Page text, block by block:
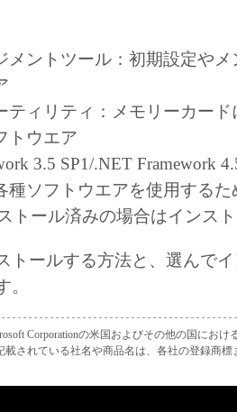
させないものとします。
は、いかなる場合において
販売、頒布、リースもしく
り、第三者に「許諾ソフト
用させること、または「許
、もしくは翻訳することは
、改変、逆コンパイル、逆
ースエンジニアリング等し
ング言語に変換することは
にこのような行為をさせて
メントツール：初期設定や
ティリティ：メモリーカー
トウエア
3.5 SP1/.NET Framework
種ソフトウエアを使用する
ストール済みの場合はインス
トールする方法と、選んで
。
Corporationの米国およびその他の国におけ
載されている社名や商品名は、各社の登録商標